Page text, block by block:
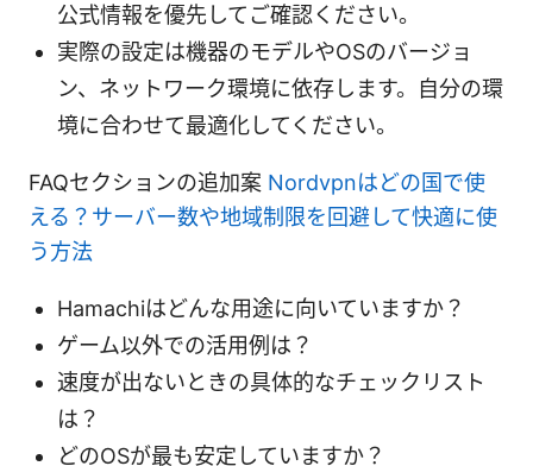
公式情報を優先してご確認ください。
実際の設定は機器のモデルやOSのバージョ
ン、ネットワーク環境に依存します。自分の環
境に合わせて最適化してください。
FAQセクションの追加案 Nordvpnはどの国で使
える？サーバー数や地域制限を回避して快適に使
う方法
Hamachiはどんな用途に向いていますか？
ゲーム以外での活用例は？
速度が出ないときの具体的なチェックリスト
は？
どのOSが最も安定していますか？